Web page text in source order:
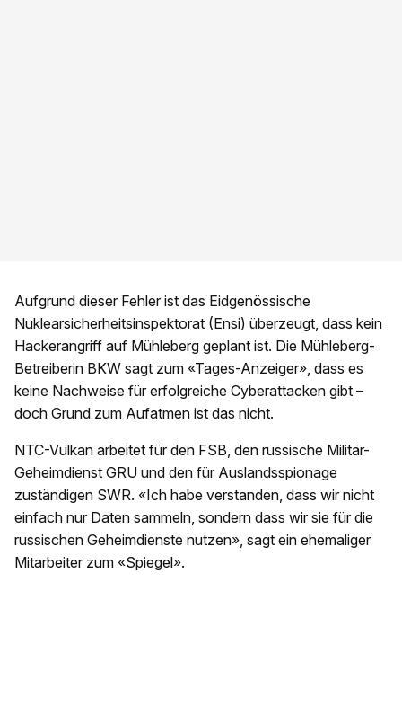
Aufgrund dieser Fehler ist das Eidgenössische
Nuklearsicherheitsinspektorat (Ensi) überzeugt, dass kein
Hackerangriff auf Mühleberg geplant ist. Die Mühleberg-
Betreiberin BKW sagt zum «Tages-Anzeiger», dass es
keine Nachweise für erfolgreiche Cyberattacken gibt –
doch Grund zum Aufatmen ist das nicht.
NTC-Vulkan arbeitet für den FSB, den russische Militär-
Geheimdienst GRU und den für Auslandsspionage
zuständigen SWR. «Ich habe verstanden, dass wir nicht
einfach nur Daten sammeln, sondern dass wir sie für die
russischen Geheimdienste nutzen», sagt ein ehemaliger
Mitarbeiter zum «Spiegel».